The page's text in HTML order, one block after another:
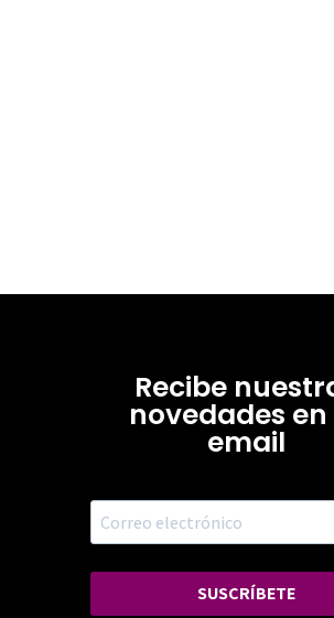
Recibe
novedades
email
SUSCRÍBETE